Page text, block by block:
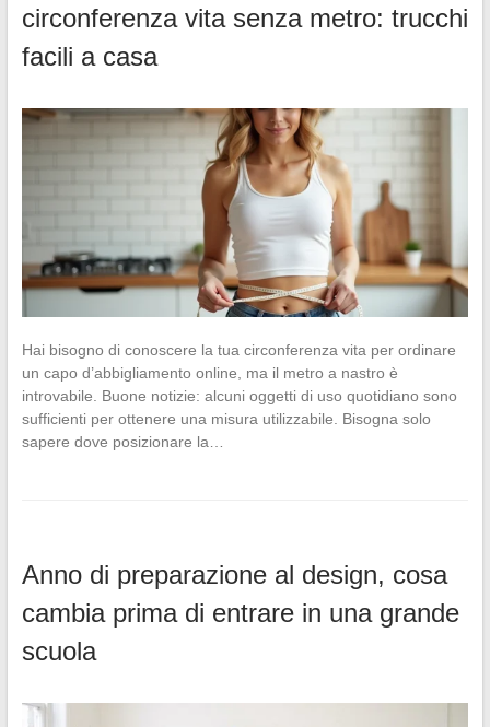
circonferenza vita senza metro: trucchi
facili a casa
Hai bisogno di conoscere la tua circonferenza vita per ordinare
un capo d’abbigliamento online, ma il metro a nastro è
introvabile. Buone notizie: alcuni oggetti di uso quotidiano sono
sufficienti per ottenere una misura utilizzabile. Bisogna solo
sapere dove posizionare la…
Anno di preparazione al design, cosa
cambia prima di entrare in una grande
scuola